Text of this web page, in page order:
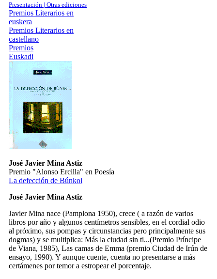
Presentación | Otras ediciones
Premios Literarios en
euskera
Premios Literarios en
castellano
Premios
Euskadi
José Javier Mina Astiz
Premio "Alonso Ercilla" en Poesía
La defección de Búnkol
José Javier Mina Astiz
Javier Mina nace (Pamplona 1950), crece ( a razón de varios
libros por año y algunos centímetros sensibles, en el cordial odio
al próximo, sus pompas y circunstancias pero principalmente sus
dogmas) y se multiplica: Más la ciudad sin ti...(Premio Príncipe
de Viana, 1985), Las camas de Emma (premio Ciudad de Irún de
ensayo, 1990). Y aunque cuente, cuenta no presentarse a más
certámenes por temor a estropear el porcentaje.